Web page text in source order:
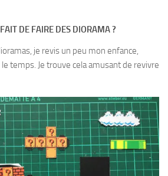
DE FAIRE DES DIORAMA ?
je revis un peu mon enfance,
temps. Je trouve cela amusant de revivre